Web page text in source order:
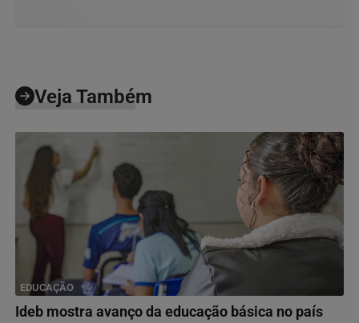
Veja Também
EDUCAÇÃO
Ideb mostra avanço da educação básica no país